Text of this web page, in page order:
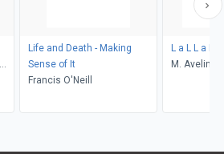
Life and Death - Making
Sense of It
Francis O'Neill
L a L L a
M. Avelina